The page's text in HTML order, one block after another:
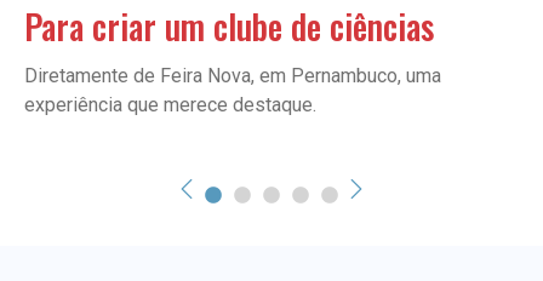
Para criar um clube de ciências
Diretamente de Feira Nova, em Pernambuco, uma
experiência que merece destaque.